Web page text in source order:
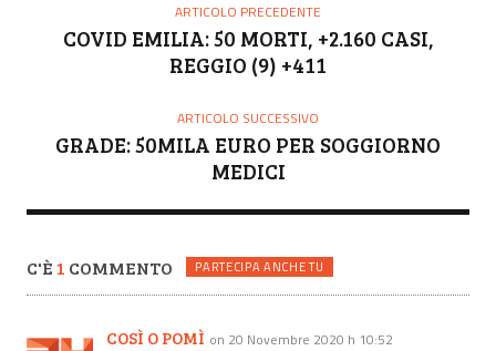
ARTICOLO PRECEDENTE
COVID EMILIA: 50 MORTI, +2.160 CASI,
REGGIO (9) +411
ARTICOLO SUCCESSIVO
GRADE: 50MILA EURO PER SOGGIORNO
MEDICI
C'È1 COMMENTO PARTECIPA ANCHE TU
COSÌ O POMÌ on 20 Novembre 2020 h 10:52